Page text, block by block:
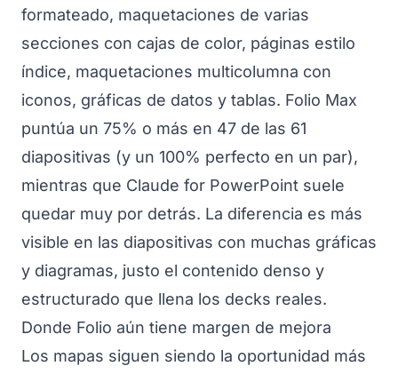
formateado, maquetaciones de varias
secciones con cajas de color, páginas estilo
índice, maquetaciones multicolumna con
iconos, gráficas de datos y tablas. Folio Max
puntúa un 75% o más en 47 de las 61
diapositivas (y un 100% perfecto en un par),
mientras que Claude for PowerPoint suele
quedar muy por detrás. La diferencia es más
visible en las diapositivas con muchas gráficas
y diagramas, justo el contenido denso y
estructurado que llena los decks reales.
Donde Folio aún tiene margen de mejora
Los mapas siguen siendo la oportunidad más